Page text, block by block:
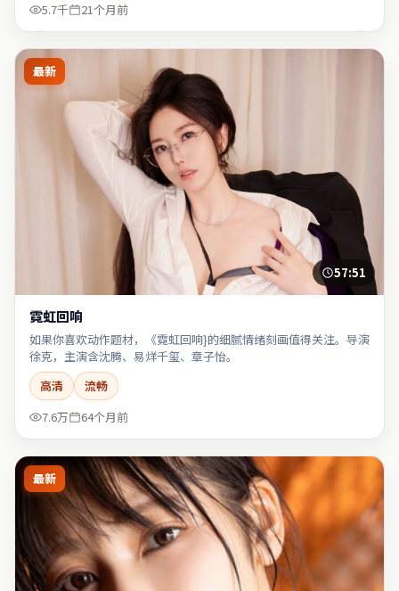
5.7千 21个月前
最新
57:51
霓虹回响
如果你喜欢动作题材，《霓虹回响}的细腻情绪刻画值得关注。导演
徐克，主演含沈腾、易烊千玺、章子怡。
高清
流畅
7.6万
64个月前
最新